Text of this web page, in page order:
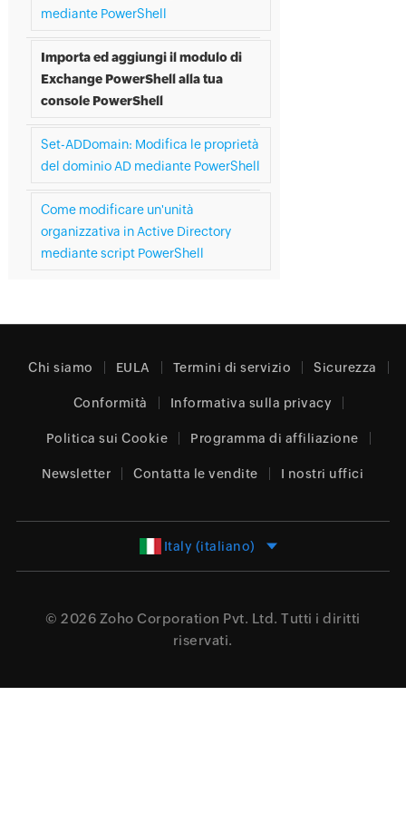
mediante PowerShell
Importa ed aggiungi il modulo di
Exchange PowerShell alla tua
console PowerShell
Set-ADDomain: Modifica le proprietà
del dominio AD mediante PowerShell
Come modificare un'unità
organizzativa in Active Directory
mediante script PowerShell
Chi siamo EULA Termini di servizio Sicurezza
Conformità Informativa sulla privacy
Politica sui Cookie Programma di affiliazione
Newsletter Contatta le vendite I nostri uffici
Italy (italiano)
© 2026 Zoho Corporation Pvt. Ltd. Tutti i diritti
riservati.